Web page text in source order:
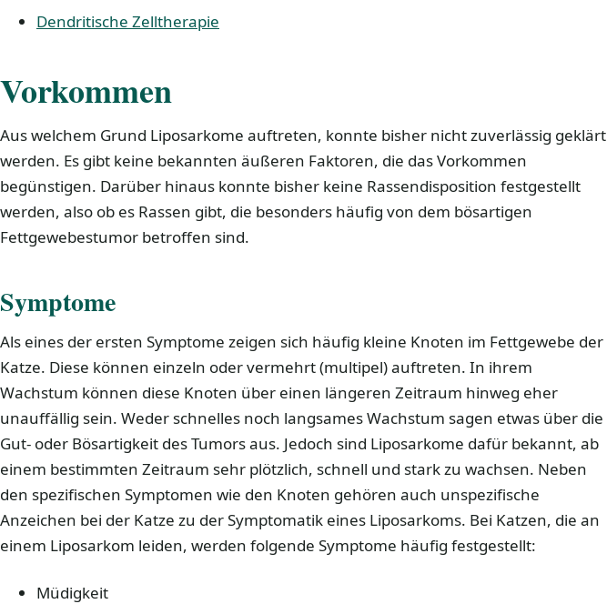
Dendritische Zelltherapie
Vorkommen
Aus welchem Grund Liposarkome auftreten, konnte bisher nicht zuverlässig geklärt
werden. Es gibt keine bekannten äußeren Faktoren, die das Vorkommen
begünstigen. Darüber hinaus konnte bisher keine Rassendisposition festgestellt
werden, also ob es Rassen gibt, die besonders häufig von dem bösartigen
Fettgewebestumor betroffen sind.
Symptome
Als eines der ersten Symptome zeigen sich häufig kleine Knoten im Fettgewebe der
Katze. Diese können einzeln oder vermehrt (multipel) auftreten. In ihrem
Wachstum können diese Knoten über einen längeren Zeitraum hinweg eher
unauffällig sein. Weder schnelles noch langsames Wachstum sagen etwas über die
Gut- oder Bösartigkeit des Tumors aus. Jedoch sind Liposarkome dafür bekannt, ab
einem bestimmten Zeitraum sehr plötzlich, schnell und stark zu wachsen. Neben
den spezifischen Symptomen wie den Knoten gehören auch unspezifische
Anzeichen bei der Katze zu der Symptomatik eines Liposarkoms. Bei Katzen, die an
einem Liposarkom leiden, werden folgende Symptome häufig festgestellt:
Müdigkeit